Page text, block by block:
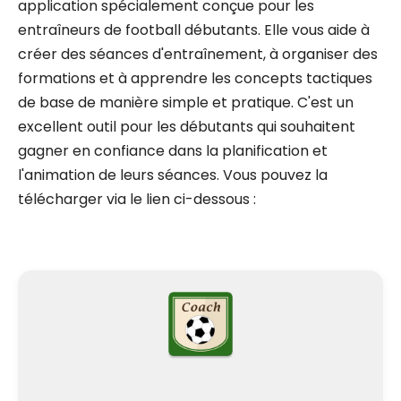
application spécialement conçue pour les
entraîneurs de football débutants. Elle vous aide à
créer des séances d'entraînement, à organiser des
formations et à apprendre les concepts tactiques
de base de manière simple et pratique. C'est un
excellent outil pour les débutants qui souhaitent
gagner en confiance dans la planification et
l'animation de leurs séances. Vous pouvez la
télécharger via le lien ci-dessous :